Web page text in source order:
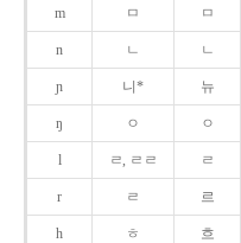
m ㅁ ㅁ
n ㄴ ㄴ
ɲ 니* 뉴
ŋ ㅇ ㅇ
l ㄹ, ㄹㄹ ㄹ
r ㄹ 르
h ㅎ 흐